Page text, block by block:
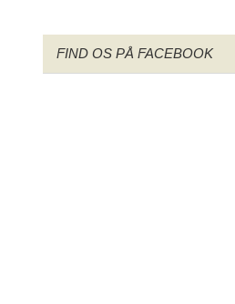
FIND OS PÅ FACEBOOK